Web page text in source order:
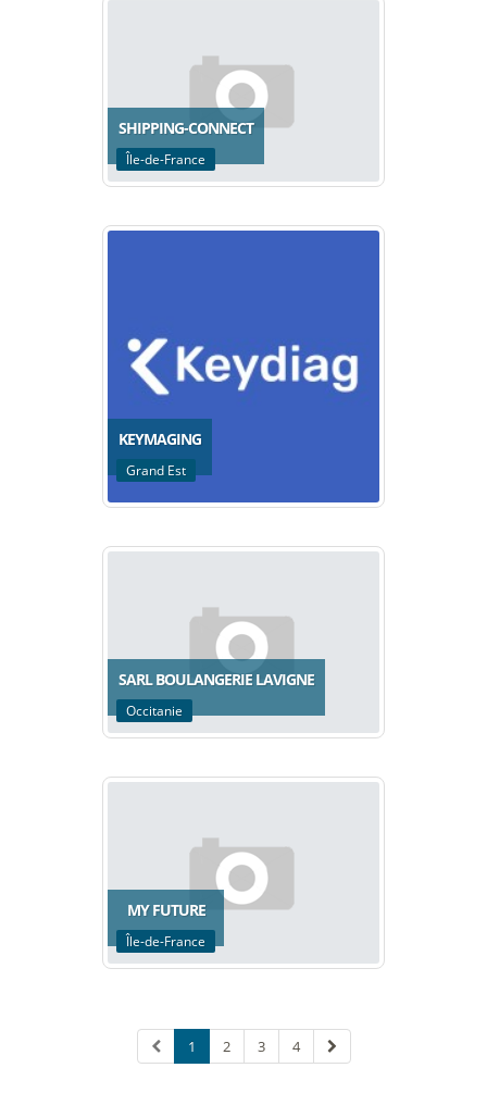
SHIPPING-CONNECT
Île-de-France
KEYMAGING
Grand Est
SARL BOULANGERIE LAVIGNE
Occitanie
MY FUTURE
Île-de-France
1 2 3 4